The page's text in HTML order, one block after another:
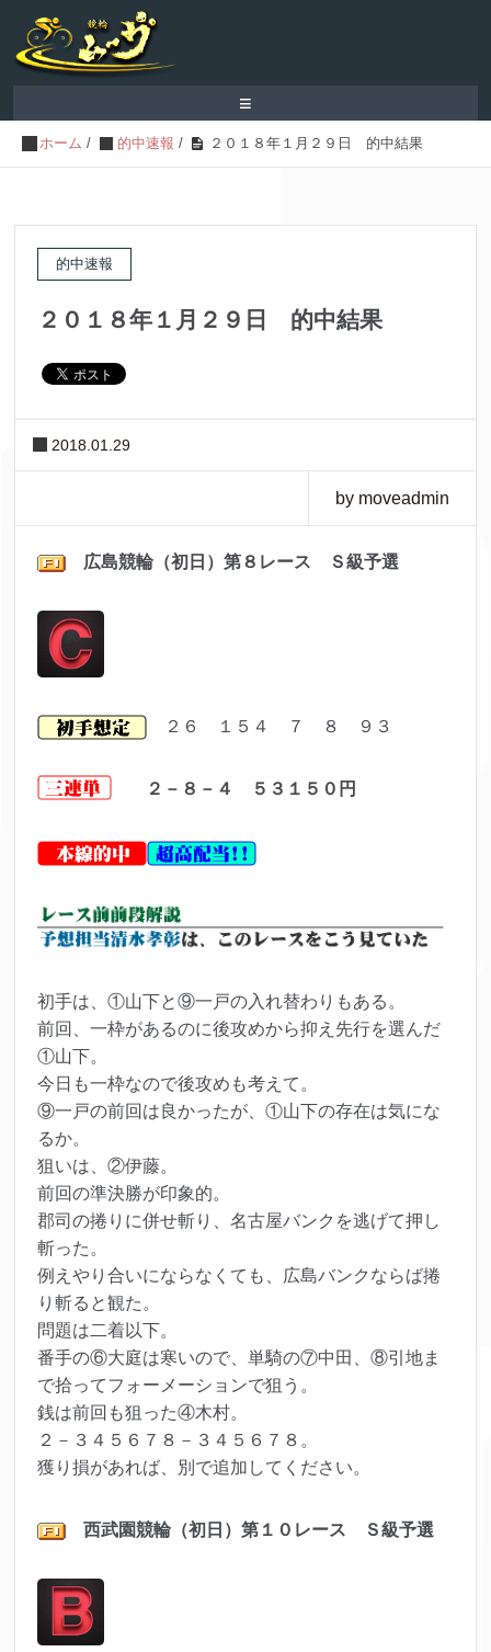
≡
ホーム / 的中速報 / ２０１８年１月２９日 的中結果
的中速報
２０１８年１月２９日 的中結果
2018.01.29
by moveadmin
広島競輪（初日）第８レース Ｓ級予選
２６ １５４ ７ ８ ９３
２－８－４ ５３１５０ 円
初手は、①山下と⑨一戸の入れ替わりもある。
前回、一枠があるのに後攻めから抑え先行を選んだ
①山下。
今日も一枠なので後攻めも考えて。
⑨一戸の前回は良かったが、①山下の存在は気にな
るか。
狙いは、②伊藤。
前回の準決勝が印象的。
郡司の捲りに併せ斬り、名古屋バンクを逃げて押し
斬った。
例えやり合いにならなくても、広島バンクならば捲
り斬ると観た。
問題は二着以下。
番手の⑥大庭は寒いので、単騎の⑦中田、⑧引地ま
で拾ってフォーメーションで狙う。
銭は前回も狙った④木村。
２－３４５６７８－３４５６７８。
獲り損があれば、別で追加してください。
西武園競輪（初日）第１０レース Ｓ級予選